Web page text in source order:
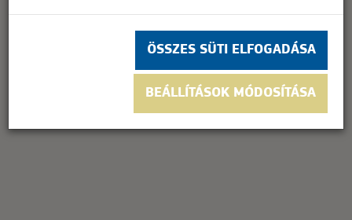
Do you own this website? OK
ÖSSZES SÜTI ELFOGADÁSA
BEÁLLÍTÁSOK MÓDOSÍTÁSA